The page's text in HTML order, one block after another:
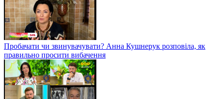
Пробачати чи звинувачувати? Анна Кушнерук розповіла, як
правильно просити вибачення